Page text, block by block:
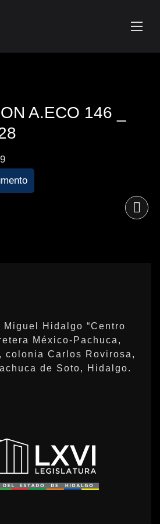
A.ECO 146 _
Hidalgo “Centro
México-Pachuca,
colonia Carlos Rovirosa,
de Soto, Hidalgo.